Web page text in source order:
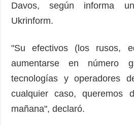
Davos, según informa
Ukrinform.
"Su efectivos (los rusos,
aumentarse en número
tecnologías y operadores
cualquier caso, queremos
mañana", declaró.